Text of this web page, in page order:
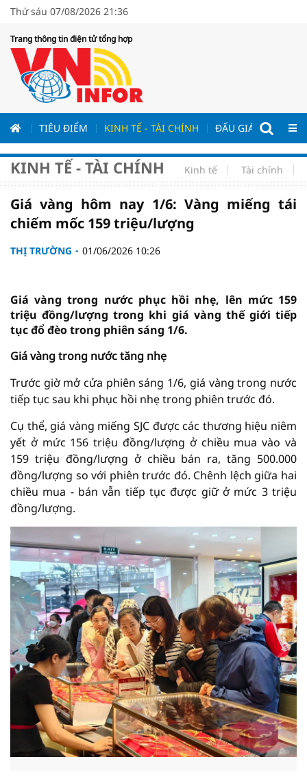
Thứ sáu 07/08/2026 21:36
Trang thông tin điện tử tổng hợp
TIÊU ĐIỂM KINH TẾ - TÀI CHÍNH ĐẤU GIÁ - ĐẤU
KINH TẾ - TÀI CHÍNH Kinh tế Tài chính
Giá vàng hôm nay 1/6: Vàng miếng tái
chiếm mốc 159 triệu/lượng
THỊ TRƯỜNG 01/06/2026 10:26
Giá vàng trong nước phục hồi nhẹ, lên mức 159
triệu đồng/lượng trong khi giá vàng thế giới tiếp
tục đổ đèo trong phiên sáng 1/6.
Giá vàng trong nước tăng nhẹ
Trước giờ mở cửa phiên sáng 1/6, giá vàng trong nước
tiếp tục sau khi phục hồi nhẹ trong phiên trước đó.
Cụ thể, giá vàng miếng SJC được các thương hiệu niêm
yết ở mức 156 triệu đồng/lượng ở chiều mua vào và
159 triệu đồng/lượng ở chiều bán ra, tăng 500.000
đồng/lượng so với phiên trước đó. Chênh lệch giữa hai
chiều mua - bán vẫn tiếp tục được giữ ở mức 3 triệu
đồng/lượng.